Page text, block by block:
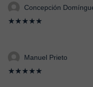
Concepción
★★★★★
Manuel Prieto
★★★★★